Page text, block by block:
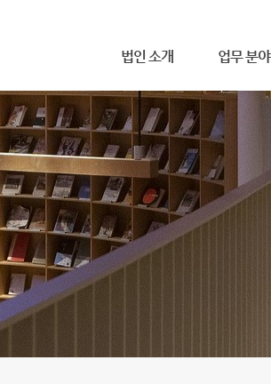
법인 소개
무한 소개
사무소 위치
업무 분야